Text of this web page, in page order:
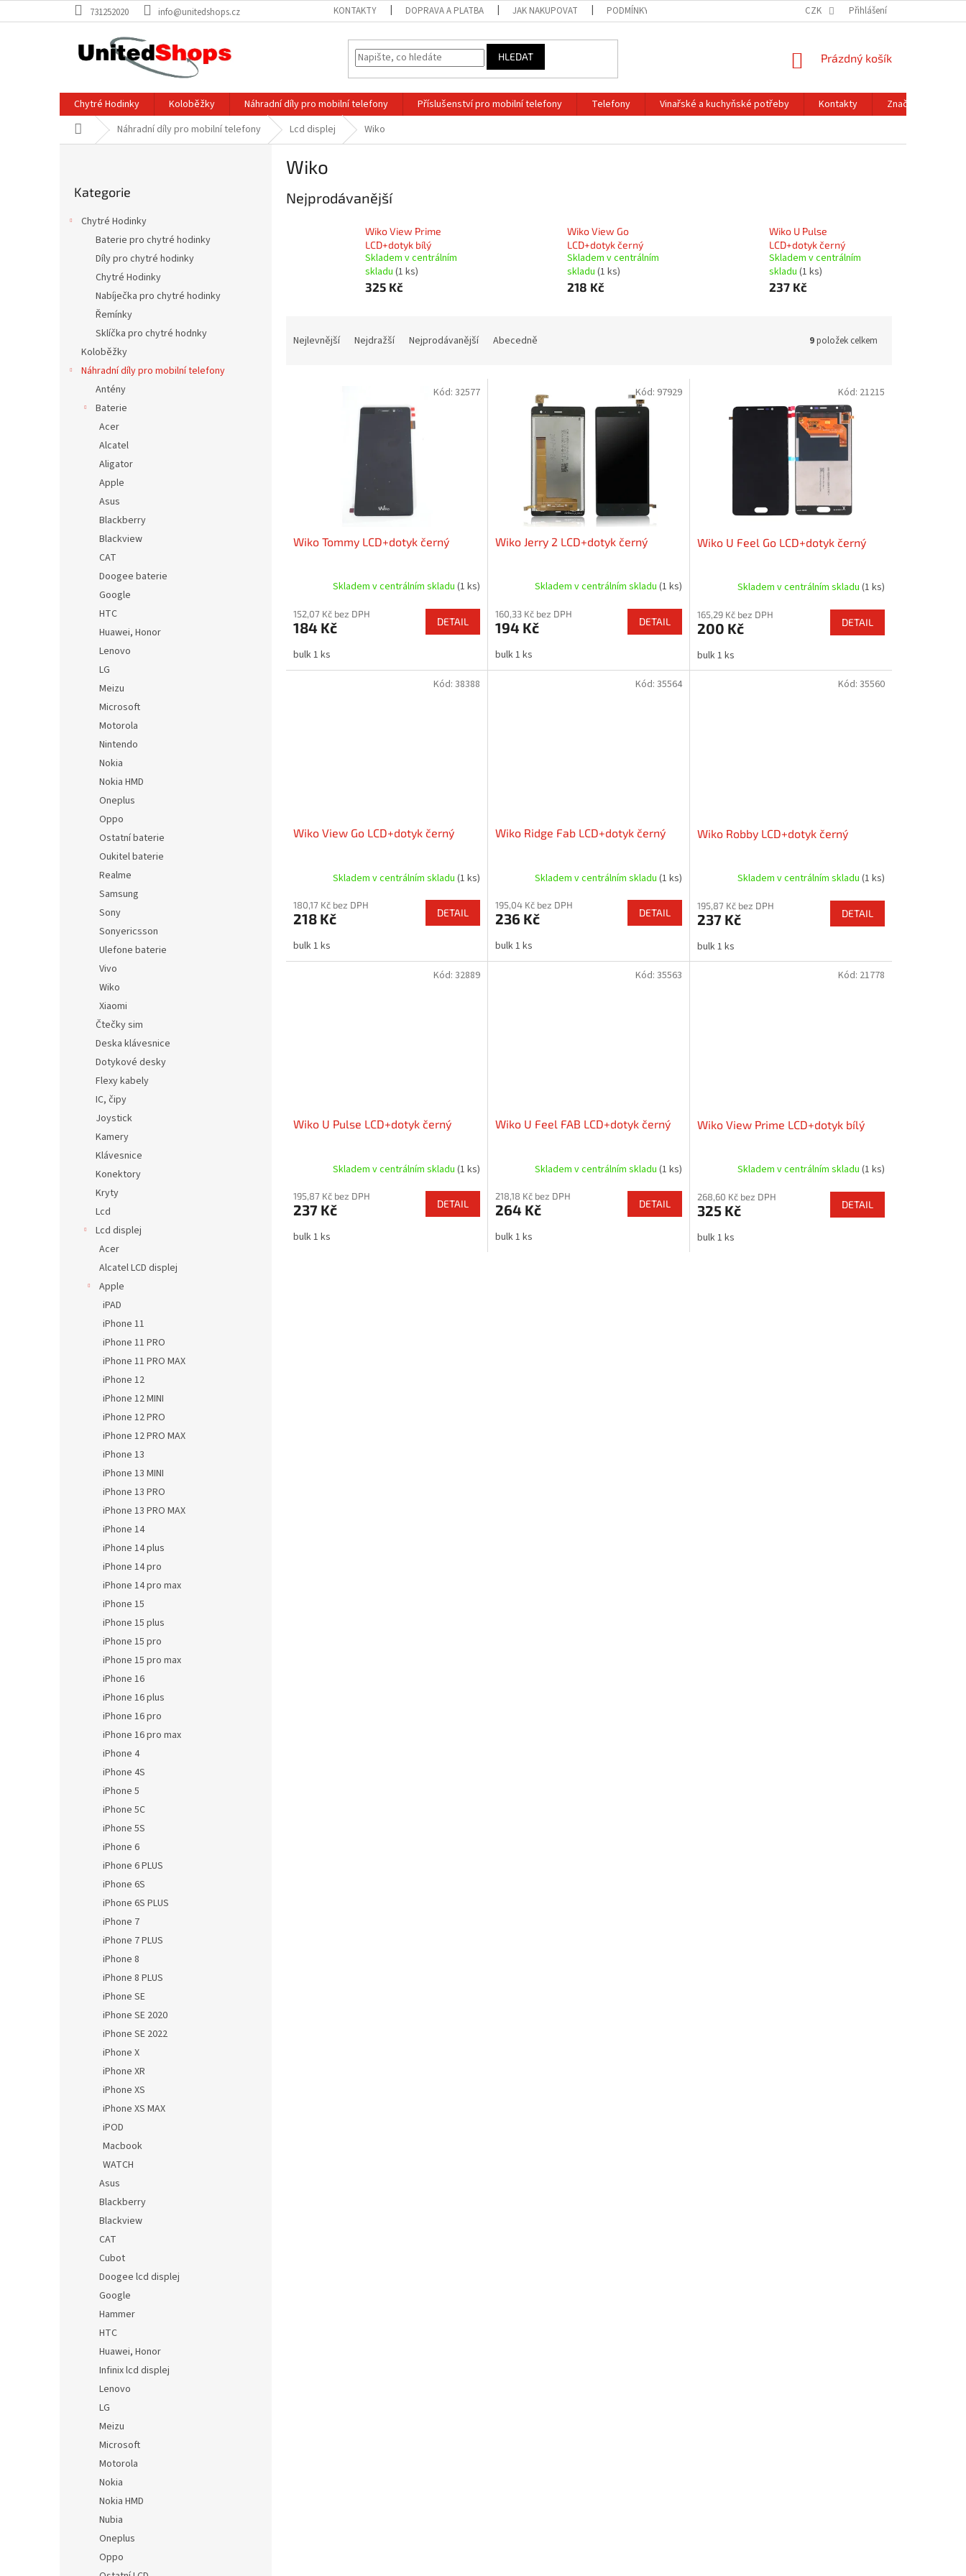
na
731252020 info@unitedshops.cz KONTAKTY DOPRAVA A PLATBA JAK NAKUPOVAT PODMÍNKY OCHRANY OSOBNÍCH ÚDAJŮ OBCHODNÍ PODMÍNKY
CZK Přihlášení
HLEDAT
NÁKUPNÍ
Prázdný košík
Chytré Hodinky Koloběžky Náhradní díly pro mobilní telefony Příslušenství pro mobilní telefony Telefony Vinařské a kuchyňské potřeby Kontakty
Značky
Domů Náhradní díly pro mobilní telefony Lcd displej Wiko
kategorie
Kategorie
Chytré Hodinky
Baterie pro chytré hodinky
Díly pro chytré hodinky
Chytré Hodinky
Nabíječka pro chytré hodinky
Řemínky
Sklíčka pro chytré hodnky
Koloběžky
Náhradní díly pro mobilní telefony
Antény
Baterie
Acer
Alcatel
Aligator
Apple
Asus
Blackberry
Blackview
CAT
Doogee baterie
Google
HTC
Huawei, Honor
Lenovo
LG
Meizu
Microsoft
Motorola
Nintendo
Nokia
Nokia HMD
Oneplus
Oppo
Ostatní baterie
Oukitel baterie
Realme
Samsung
Sony
Sonyericsson
Ulefone baterie
Vivo
Wiko
Xiaomi
Čtečky sim
Deska klávesnice
Dotykové desky
Flexy kabely
IC, čipy
Joystick
Kamery
Klávesnice
Konektory
Kryty
Lcd
Lcd displej
Acer
Alcatel LCD displej
Apple
iPAD
iPhone 11
iPhone 11 PRO
iPhone 11 PRO MAX
iPhone 12
iPhone 12 MINI
iPhone 12 PRO
iPhone 12 PRO MAX
iPhone 13
iPhone 13 MINI
iPhone 13 PRO
iPhone 13 PRO MAX
iPhone 14
iPhone 14 plus
iPhone 14 pro
iPhone 14 pro max
iPhone 15
iPhone 15 plus
iPhone 15 pro
iPhone 15 pro max
iPhone 16
iPhone 16 plus
iPhone 16 pro
iPhone 16 pro max
iPhone 4
iPhone 4S
iPhone 5
iPhone 5C
iPhone 5S
iPhone 6
iPhone 6 PLUS
iPhone 6S
iPhone 6S PLUS
iPhone 7
iPhone 7 PLUS
iPhone 8
iPhone 8 PLUS
iPhone SE
iPhone SE 2020
iPhone SE 2022
iPhone X
iPhone XR
iPhone XS
iPhone XS MAX
iPOD
Macbook
WATCH
Asus
Blackberry
Blackview
CAT
Cubot
Doogee lcd displej
Google
Hammer
HTC
Huawei, Honor
Infinix lcd displej
Lenovo
LG
Meizu
Microsoft
Motorola
Nokia
Nokia HMD
Nubia
Oneplus
Oppo
Wiko
Nejprodávanější
Wiko View Prime
LCD+dotyk bílý
Skladem v centrálním
skladu (1 ks)
325 Kč
Wiko View Go
LCD+dotyk černý
Skladem v centrálním
skladu (1 ks)
218 Kč
Wiko U Pulse
LCD+dotyk černý
Skladem v centrálním
skladu (1 ks)
237 Kč
Nejlevnější Nejdražší Nejprodávanější Abecedně 9položek celkem
Wiko Tommy LCD+dotyk černý
Skladem v centrálním skladu (1 ks)
152,07 Kč bez DPH
184 Kč DETAIL
bulk 1 ks
Kód: 32577
Wiko Jerry 2 LCD+dotyk černý
Skladem v centrálním skladu (1 ks)
160,33 Kč bez DPH
194 Kč DETAIL
bulk 1 ks
Kód: 97929
Wiko U Feel Go LCD+dotyk černý
Skladem v centrálním skladu (1 ks)
165,29 Kč bez DPH
200 Kč DETAIL
bulk 1 ks
Kód: 21215
Wiko View Go LCD+dotyk černý
Skladem v centrálním skladu (1 ks)
180,17 Kč bez DPH
218 Kč DETAIL
bulk 1 ks
Kód: 38388
Wiko Ridge Fab LCD+dotyk černý
Skladem v centrálním skladu (1 ks)
195,04 Kč bez DPH
236 Kč DETAIL
bulk 1 ks
Kód: 35564
Wiko Robby LCD+dotyk černý
Skladem v centrálním skladu (1 ks)
195,87 Kč bez DPH
237 Kč DETAIL
bulk 1 ks
Kód: 35560
Wiko U Pulse LCD+dotyk černý
Skladem v centrálním skladu (1 ks)
195,87 Kč bez DPH
237 Kč DETAIL
bulk 1 ks
Kód: 32889
Wiko U Feel FAB LCD+dotyk černý
Skladem v centrálním skladu (1 ks)
218,18 Kč bez DPH
264 Kč DETAIL
bulk 1 ks
Kód: 35563
Wiko View Prime LCD+dotyk bílý
Skladem v centrálním skladu (1 ks)
268,60 Kč bez DPH
325 Kč DETAIL
bulk 1 ks
Kód: 21778